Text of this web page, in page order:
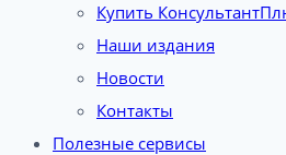
Купить
Наши издания
Новости
Контакты
Полезные сервисы